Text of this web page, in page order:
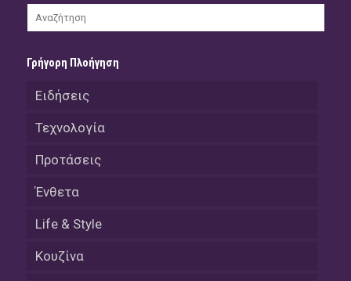
Γρήγορη Πλοήγηση
Ειδήσεις
Τεχνολογία
Προτάσεις
Ένθετα
Life & Style
Κουζίνα